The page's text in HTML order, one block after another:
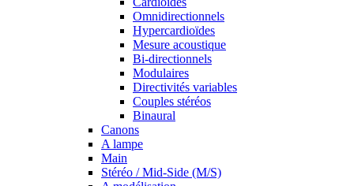
Omnidirectionnels
Hypercardioïdes
Mesure acoustique
Bi-directionnels
Modulaires
Directivités variables
Couples stéréos
Binaural
Canons
A lampe
Main
Stéréo / Mid-Side (M/S)